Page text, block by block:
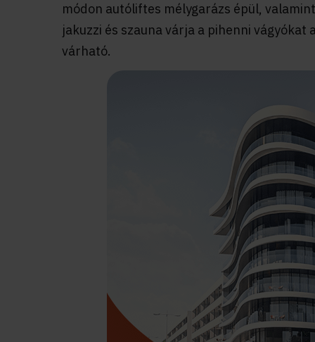
módon autóliftes mélygarázs épül,
jakuzzi és szauna várja a pihenni vágyókat
várható.